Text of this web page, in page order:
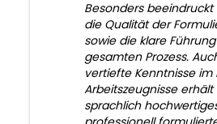
Besonders
die Qualität der
sowie die klare
gesamten Prozess.
vertiefte Kenntnisse im
Arbeitszeugnisse
sprachlich